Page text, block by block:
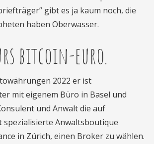
gibt es ja kaum noch, die
haben Oberwasser.
bitcoin-euro.
2022 er ist
mit eigenem Büro in Basel und
und Anwalt die auf
spezialisierte Anwaltsboutique
in Zürich, einen Broker zu wählen.